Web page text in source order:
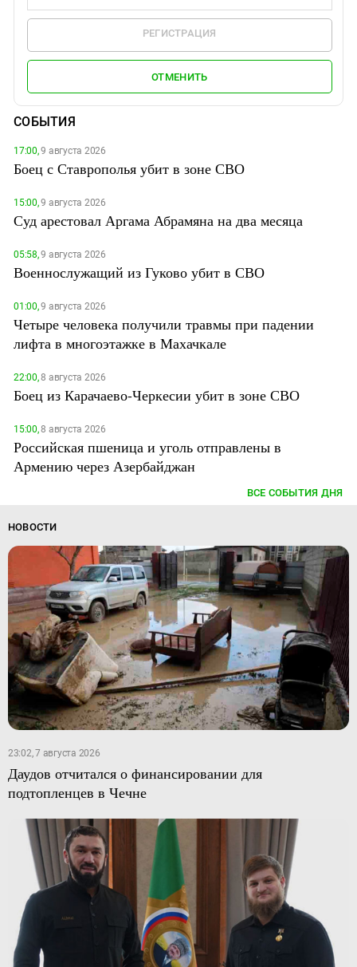
РЕГИСТРАЦИЯ
ОТМЕНИТЬ
СОБЫТИЯ
17:00,9 августа 2026
Боец с Ставрополья убит в зоне СВО
15:00,9 августа 2026
Суд арестовал Аргама Абрамяна на два месяца
05:58,9 августа 2026
Военнослужащий из Гуково убит в СВО
01:00,9 августа 2026
Четыре человека получили травмы при падении
лифта в многоэтажке в Махачкале
22:00,8 августа 2026
Боец из Карачаево-Черкесии убит в зоне СВО
15:00,8 августа 2026
Российская пшеница и уголь отправлены в
Армению через Азербайджан
ВСЕ СОБЫТИЯ ДНЯ
НОВОСТИ
23:02, 7 августа 2026
Даудов отчитался о финансировании для
подтопленцев в Чечне